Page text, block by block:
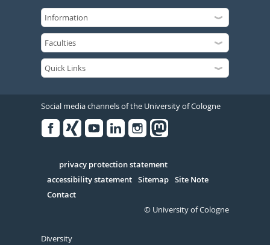
Social media channels of the University of Cologne
Serivce
privacy protection statement
accessibility statement Sitemap Site Note
Contact
© University of Cologne
Diversity